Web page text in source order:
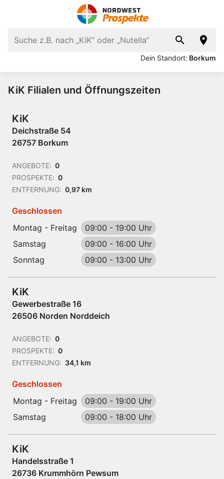
Dein Standort: Borkum
KiK Filialen und Öffnungszeiten
KiK
Deichstraße 54
26757 Borkum
ANGEBOTE: 0
PROSPEKTE: 0
ENTFERNUNG: 0,97 km
Geschlossen
Montag - Freitag
09:00 - 19:00 Uhr
Samstag
09:00 - 16:00 Uhr
Sonntag
09:00 - 13:00 Uhr
KiK
Gewerbestraße 16
26506 Norden Norddeich
ANGEBOTE: 0
PROSPEKTE: 0
ENTFERNUNG: 34,1 km
Geschlossen
Montag - Freitag
09:00 - 19:00 Uhr
Samstag
09:00 - 18:00 Uhr
KiK
Handelsstraße 1
26736 Krummhörn Pewsum